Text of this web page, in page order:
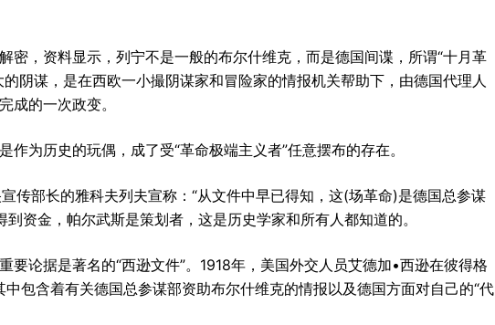
密，资料显示，列宁不是一般的布尔什维克，而是德国间谍，所谓“十月革
阴谋，是在西欧一小撮阴谋家和冒险家的情报机关帮助下，由德国代理人
成的一次政变。
作为历史的玩偶，成了受“革命极端主义者”任意摆布的存在。
传部长的雅科夫列夫宣称：“从文件中早已得知，这(场革命)是德国总参谋
资金，帕尔武斯是策划者，这是历史学家和所有人都知道的。
要论据是著名的“西逊文件”。1918年，美国外交人员艾德加•西逊在彼得格
包含着有关德国总参谋部资助布尔什维克的情报以及德国方面对自己的“代